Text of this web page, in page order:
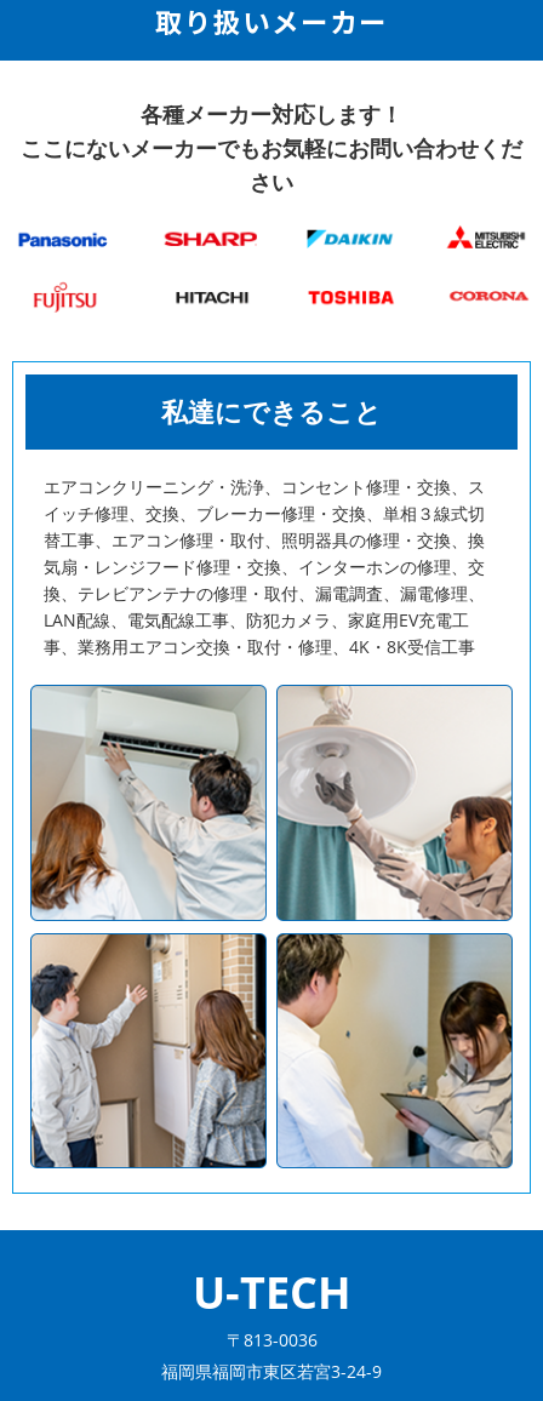
取り扱いメーカー
各種メーカー対応します！
ここにないメーカーでもお気軽にお問い合わせくだ
さい
私達にできること
エアコンクリーニング・洗浄、コンセント修理・交換、ス
イッチ修理、交換、ブレーカー修理・交換、単相３線式切
替工事、エアコン修理・取付、照明器具の修理・交換、換
気扇・レンジフード修理・交換、インターホンの修理、交
換、テレビアンテナの修理・取付、漏電調査、漏電修理、
LAN配線、電気配線工事、防犯カメラ、家庭用EV充電工
事、業務用エアコン交換・取付・修理、4K・8K受信工事
U-TECH
〒813-0036
福岡県福岡市東区若宮3-24-9